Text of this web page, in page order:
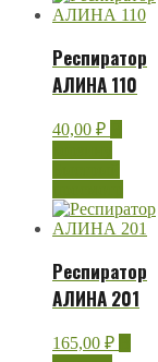
Респиратор
АЛИНА 110
40,00 ₽
Респиратор
АЛИНА 201
165,00 ₽